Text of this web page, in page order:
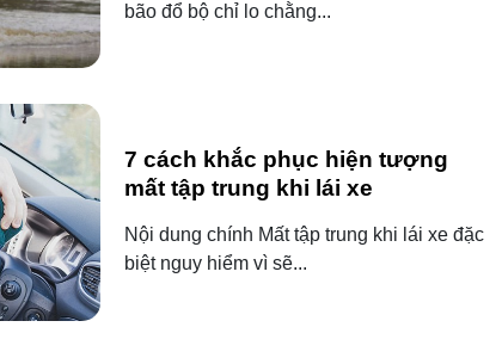
bão đổ bộ chỉ lo chằng...
7 cách khắc phục hiện tượng
mất tập trung khi lái xe
Nội dung chính Mất tập trung khi lái xe đặc
biệt nguy hiểm vì sẽ...